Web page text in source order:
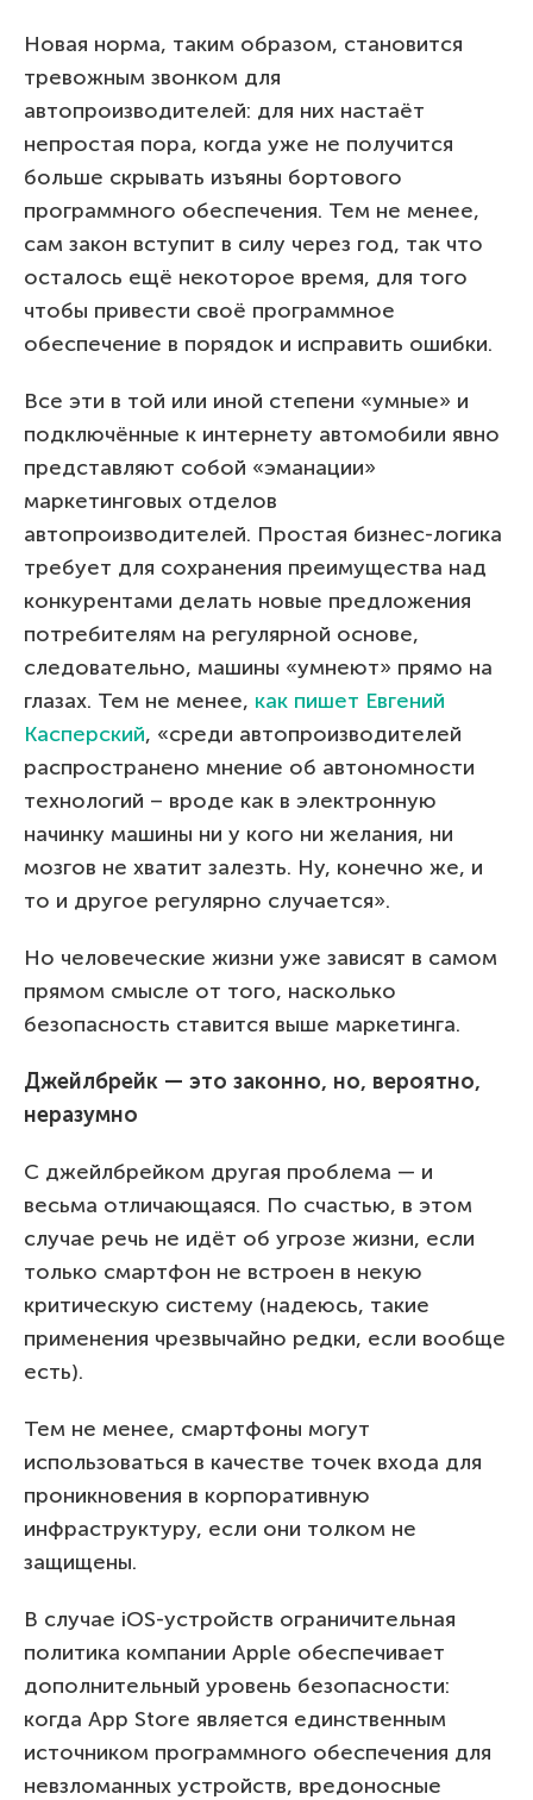
Новая норма, таким образом, становится
тревожным звонком для
автопроизводителей: для них настаёт
непростая пора, когда уже не получится
больше скрывать изъяны бортового
программного обеспечения. Тем не менее,
сам закон вступит в силу через год, так что
осталось ещё некоторое время, для того
чтобы привести своё программное
обеспечение в порядок и исправить ошибки.
Все эти в той или иной степени «умные» и
подключённые к интернету автомобили явно
представляют собой «эманации»
маркетинговых отделов
автопроизводителей. Простая бизнес-логика
требует для сохранения преимущества над
конкурентами делать новые предложения
потребителям на регулярной основе,
следовательно, машины «умнеют» прямо на
глазах. Тем не менее, как пишет Евгений
Касперский, «среди автопроизводителей
распространено мнение об автономности
технологий – вроде как в электронную
начинку машины ни у кого ни желания, ни
мозгов не хватит залезть. Ну, конечно же, и
то и другое регулярно случается».
Но человеческие жизни уже зависят в самом
прямом смысле от того, насколько
безопасность ставится выше маркетинга.
Джейлбрейк — это законно, но, вероятно,
неразумно
С джейлбрейком другая проблема — и
весьма отличающаяся. По счастью, в этом
случае речь не идёт об угрозе жизни, если
только смартфон не встроен в некую
критическую систему (надеюсь, такие
применения чрезвычайно редки, если вообще
есть).
Тем не менее, смартфоны могут
использоваться в качестве точек входа для
проникновения в корпоративную
инфраструктуру, если они толком не
защищены.
В случае iOS-устройств ограничительная
политика компании Apple обеспечивает
дополнительный уровень безопасности:
когда App Store является единственным
источником программного обеспечения для
невзломанных устройств, вредоносные